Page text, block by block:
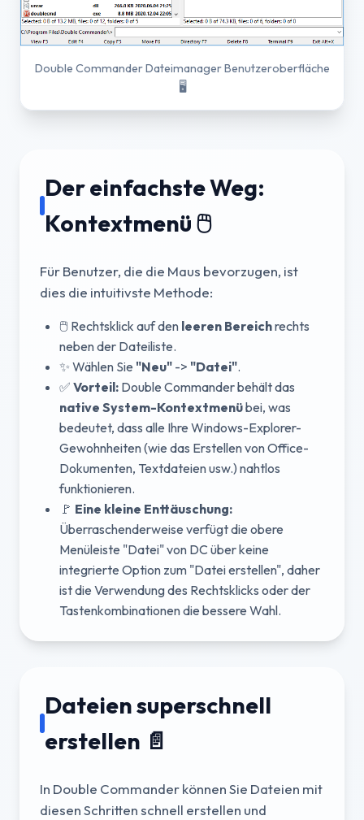
Double Commander Dateimanager Benutzeroberfläche
🖥️
Der einfachste Weg:
Kontextmenü 🖱️
Für Benutzer, die die Maus bevorzugen, ist
dies die intuitivste Methode:
🖱️ Rechtsklick auf den leeren Bereichrechts
neben der Dateiliste.
✨ Wählen Sie "Neu" -> "Datei".
✅ Vorteil: Double Commander behält das
native System-Kontextmenübei, was
bedeutet, dass alle Ihre Windows-Explorer-
Gewohnheiten (wie das Erstellen von Office-
Dokumenten, Textdateien usw.) nahtlos
funktionieren.
🚩 Eine kleine Enttäuschung:
Überraschenderweise verfügt die obere
Menüleiste "Datei" von DC über keine
integrierte Option zum "Datei erstellen", daher
ist die Verwendung des Rechtsklicks oder der
Tastenkombinationen die bessere Wahl.
Dateien superschnell
erstellen 📄
In Double Commander können Sie Dateien mit
diesen Schritten schnell erstellen und